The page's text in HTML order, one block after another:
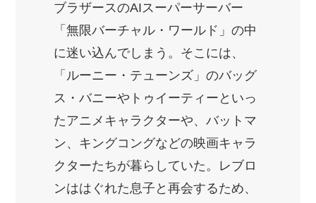
ブラザースのAIスーパーサーバー
「無限バーチャル・ワールド」の中
に迷い込んでしまう。そこには、
「ルーニー・テューンズ」のバッグ
ス・バニーやトゥイーティーといっ
たアニメキャラクターや、バットマ
ン、キングコングなどの映画キャラ
クターたちが暮らしていた。レブロ
ンははぐれた息子と再会するため、